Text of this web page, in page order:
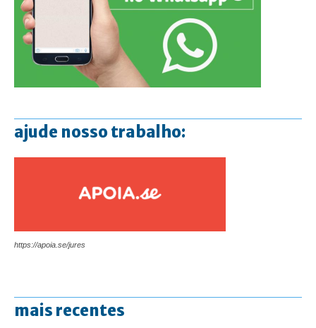
ajude nosso trabalho:
https://apoia.se/jures
mais recentes